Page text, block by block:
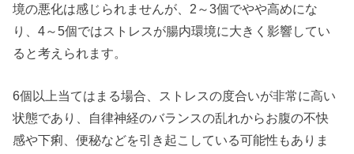
境の悪化は感じられませんが、2～3個でやや高めにな
り、4～5個ではストレスが腸内環境に大きく影響してい
ると考えられます。
6個以上当てはまる場合、ストレスの度合いが非常に高い
状態であり、自律神経のバランスの乱れからお腹の不快
感や下痢、便秘などを引き起こしている可能性もありま